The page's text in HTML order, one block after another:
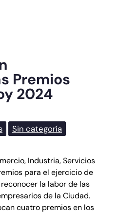
Premios
2024
Sin categoría
Industria, Servicios
para el ejercicio de
la labor de las
de la Ciudad.
cuatro premios en los